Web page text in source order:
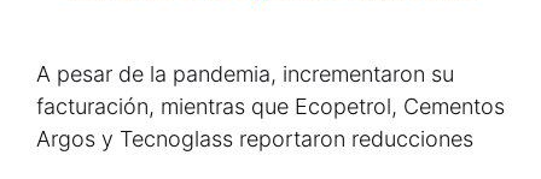
A pesar de la pandemia, incrementaron su
facturación, mientras que Ecopetrol, Cementos
Argos y Tecnoglass reportaron reducciones